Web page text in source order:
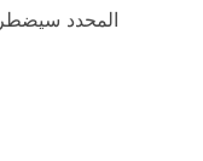
المحدد